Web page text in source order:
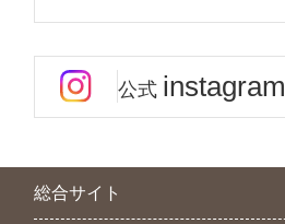
公式 instagram
総合サイト